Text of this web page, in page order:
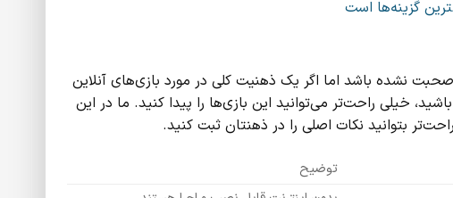
نشده باشد اما اگر یک ذهنیت کلی در مورد بازی‌های آنلاین
خیلی راحت‌تر می‌توانید این بازی‌ها را پیدا کنید. ما در این
بتوانید نکات اصلی را در ذهنتان ثبت کنید.
توضیح